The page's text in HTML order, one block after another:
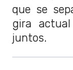
que se
gira
juntos.